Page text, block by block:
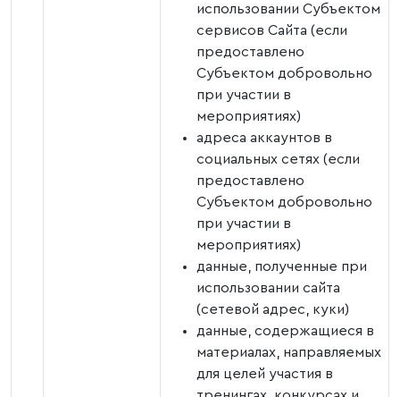
использовании Субъектом
сервисов Сайта (если
предоставлено
Субъектом добровольно
при участии в
мероприятиях)
адреса аккаунтов в
социальных сетях (если
предоставлено
Субъектом добровольно
при участии в
мероприятиях)
данные, полученные при
использовании сайта
(сетевой адрес, куки)
данные, содержащиеся в
материалах, направляемых
для целей участия в